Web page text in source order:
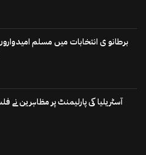
برطانو ی انتخابات میں مسلم
آسٹریلیا کی پارلیمنٹ پر مظاہرین نے